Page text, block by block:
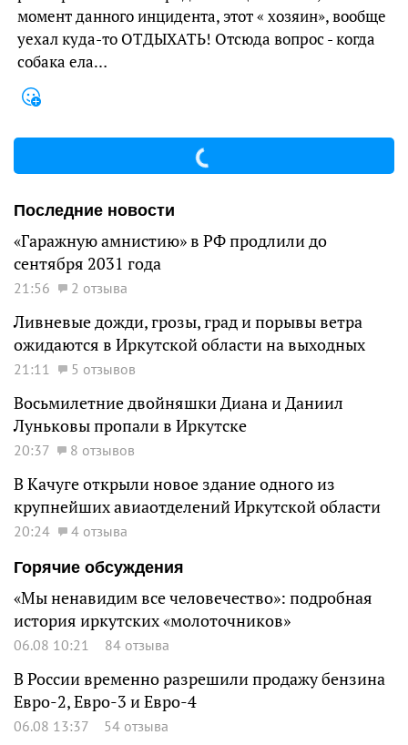
момент данного инцидента, этот « хозяин», вообще
уехал куда-то ОТДЫХАТЬ! Отсюда вопрос - когда
собака ела…
Последние новости
«Гаражную амнистию» в РФ продлили до
сентября 2031 года
21:56 2 отзыва
Ливневые дожди, грозы, град и порывы ветра
ожидаются в Иркутской области на выходных
21:11 5 отзывов
Восьмилетние двойняшки Диана и Даниил
Луньковы пропали в Иркутске
20:37 8 отзывов
В Качуге открыли новое здание одного из
крупнейших авиаотделений Иркутской области
20:24
4 отзыва
Горячие обсуждения
«Мы ненавидим все человечество»: подробная
история иркутских «молоточников»
06.08 10:21 84 отзыва
В России временно разрешили продажу бензина
Евро-2, Евро-3 и Евро-4
06.08 13:37 54 отзыва